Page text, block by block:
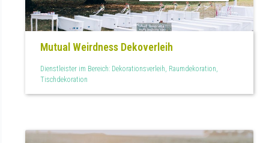
Mutual Weirdness Dekoverleih
Dienstleister im Bereich: Dekorationsverleih, Raumdekoration,
Tischdekoration